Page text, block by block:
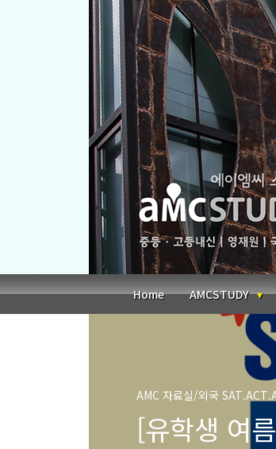
Home AMCSTUDY
AMC 자료실/외국
[유학생 여